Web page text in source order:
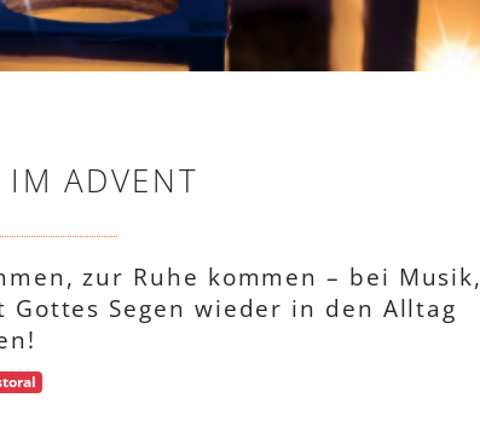
IM ADVENT
zur Ruhe kommen – bei Musik,
Segen wieder in den Alltag